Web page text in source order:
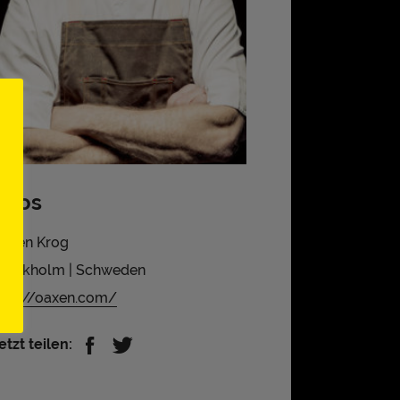
Infos
Oaxen Krog
Stockholm | Schweden
http://oaxen.com/
teilen: